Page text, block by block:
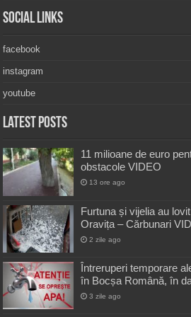
Social Links
facebook
instagram
youtube
Latest Posts
11 milioane de euro
obstacole VIDEO
13 ore ago
Furtuna și vijelia au
Oravița – Cărbunari
2 zile ago
Întreruperi temporare
în Bocșa Română, în
3 zile ago